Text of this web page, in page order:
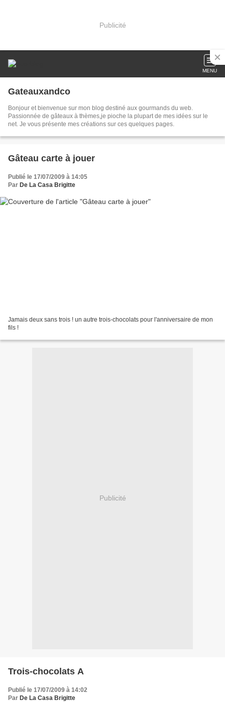
Publicité
MENU
Gateauxandco
Bonjour et bienvenue sur mon blog destiné aux gourmands du web.
Passionnée de gâteaux à thèmes,je pioche la plupart de mes idées sur le
net. Je vous présente mes créations sur ces quelques pages.
Gâteau carte à jouer
Publié le 17/07/2009 à 14:05
Par De La Casa Brigitte
Jamais deux sans trois ! un autre trois-chocolats pour l'anniversaire de mon
fils !
Publicité
Trois-chocolats A
Publié le 17/07/2009 à 14:02
Par De La Casa Brigitte